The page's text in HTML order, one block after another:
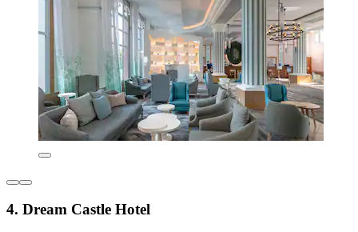
4. Dream Castle Hotel